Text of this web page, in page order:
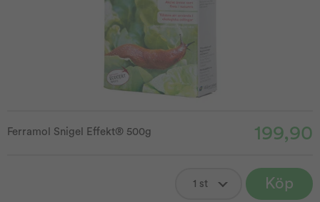
Ferramol Snigel Effekt® 500g 199,90
Köp